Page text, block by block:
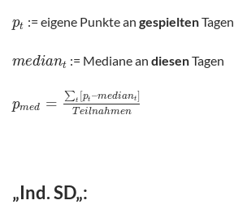
pt := eigene Punkte angespieltenTagen
mediant := Mediane andiesenTagen
pmed = ∑t [pt –mediant]
Teilnahmen
„Ind. SD„: